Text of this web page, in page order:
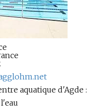
aquatique d'Agde :